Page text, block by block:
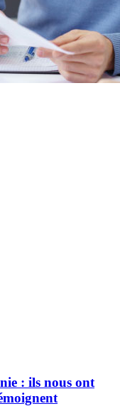
: ils nous ont